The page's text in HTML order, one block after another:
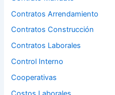
Contratos Arrendamiento
Contratos Construcción
Contratos Laborales
Control Interno
Cooperativas